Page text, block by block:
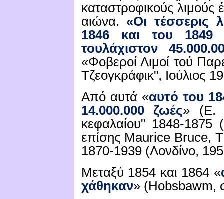
καταστροφικούς
αιώνα. «Οι τέσσερις
1846 και του 1849
τουλάχιστον
«Φοβεροί Λιμοί τού
Τζεογκράφικ", Ιούλιος
Από αυτά «αυτό του
14.000.000 ζωές» (E
κεφαλαίου"1848-1875
επίσης Maurice Bruce,
1870-1939 (Λονδίνο,
Μεταξύ 1854 και 1864 «
χάθηκαν» (Hobsbawm,